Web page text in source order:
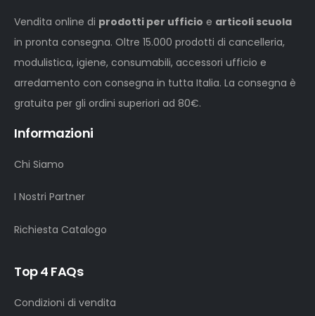
Vendita online di prodotti per ufficio e articoli scuola
in pronta consegna. Oltre 15.000 prodotti di cancelleria,
modulistica, igiene, consumabili, accessori ufficio e
arredamento con consegna in tutta Italia. La consegna è
gratuita per gli ordini superiori ad 80€.
Informazioni
Chi Siamo
I Nostri Partner
Richiesta Catalogo
Top 4 FAQs
Condizioni di vendita